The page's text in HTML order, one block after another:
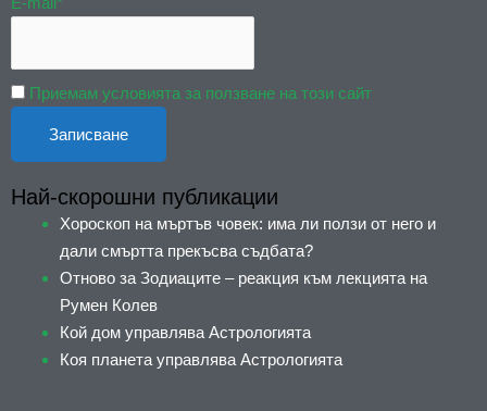
Приемам условията за ползване на този сайт
Най-скорошни публикации
Хороскоп на мъртъв човек: има ли ползи от него и
дали смъртта прекъсва съдбата?
Отново за Зодиаците – реакция към лекцията на
Румен Колев
Кой дом управлява Астрологията
Коя планета управлява Астрологията